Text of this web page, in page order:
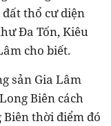
thổ cư diện
Đa Tốn, Kiêu
cho biết.
sản Gia Lâm
Biên cách
thời điểm đó